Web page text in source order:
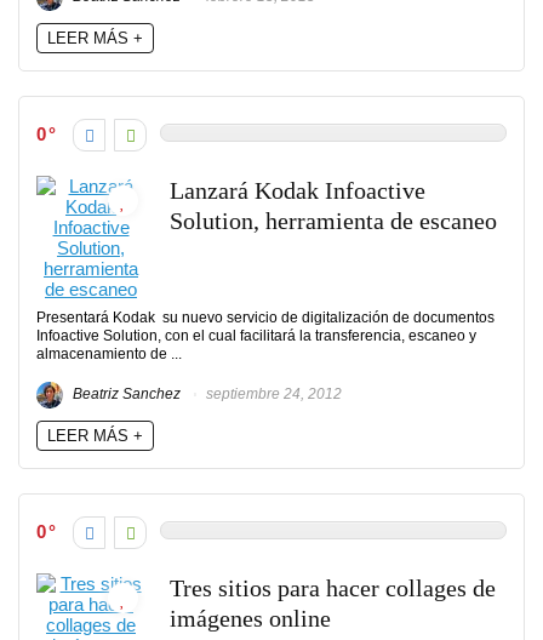
LEER MÁS +
0
Lanzará Kodak Infoactive
Solution, herramienta de escaneo
Presentará Kodak su nuevo servicio de digitalización de documentos
Infoactive Solution, con el cual facilitará la transferencia, escaneo y
almacenamiento de ...
Beatriz Sanchez septiembre 24, 2012
LEER MÁS +
0
Tres sitios para hacer collages de
imágenes online